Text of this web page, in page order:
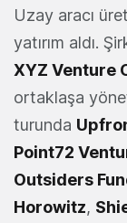
Uzay aracı
yatırım aldı.
XYZ Venture
ortaklaşa
turunda
Point72
Outsiders
Horowitz,